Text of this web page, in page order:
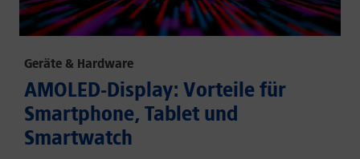
Geräte & Hardware
AMOLED-Display: Vorteile für
Smartphone, Tablet und
Smartwatch